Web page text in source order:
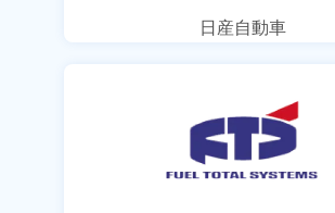
日産自動車